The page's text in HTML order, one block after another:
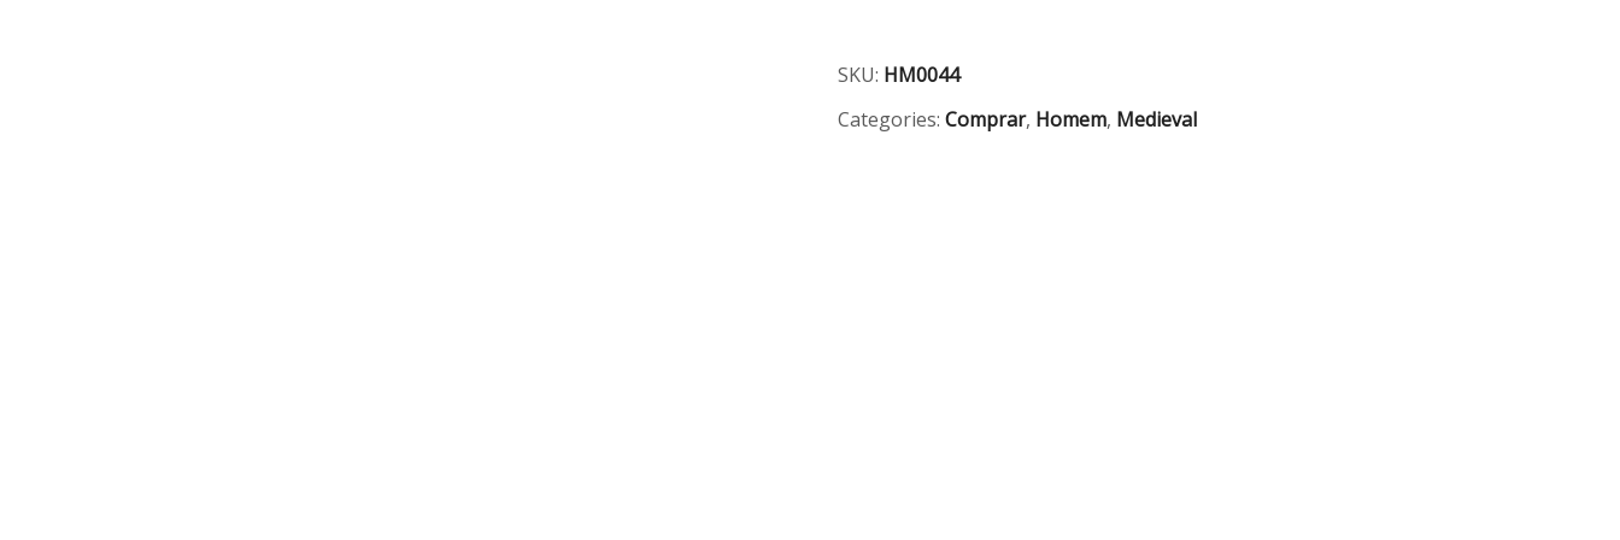
SKU: HM0044
Categories: Comprar, Homem, Medieval